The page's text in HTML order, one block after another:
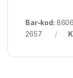
Bar-kod:
2657